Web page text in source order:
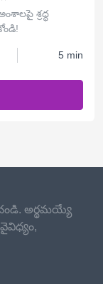
శ్రద్ధ
5 min
అర్థమయ్యే